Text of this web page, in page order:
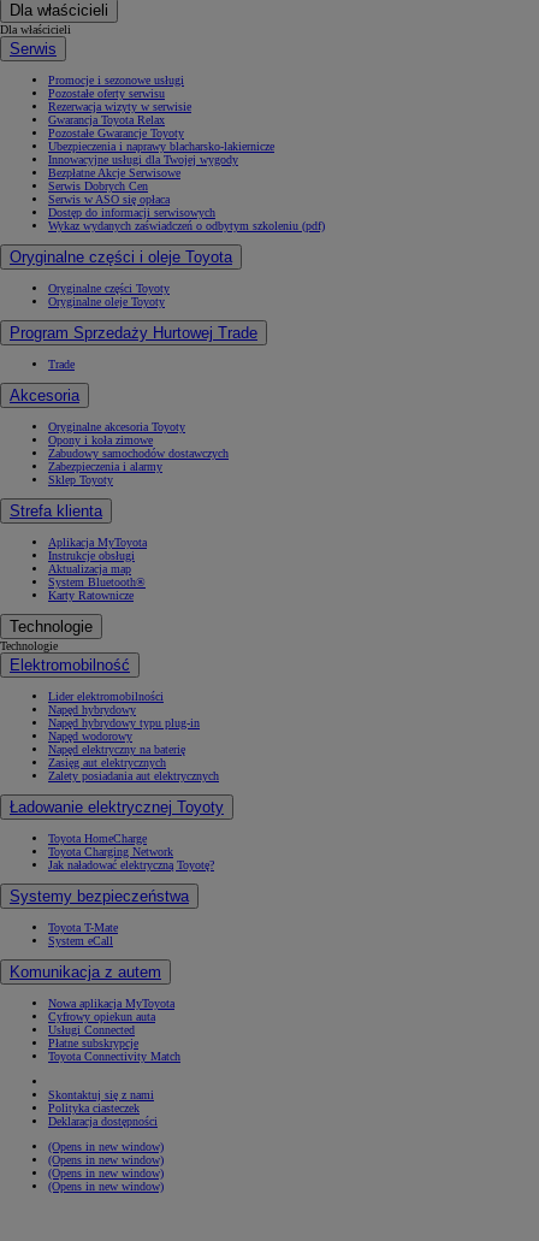
Dla właścicieli
Dla właścicieli
Serwis
Promocje i sezonowe usługi
Pozostałe oferty serwisu
Rezerwacja wizyty w serwisie
Gwarancja Toyota Relax
Pozostałe Gwarancje Toyoty
Ubezpieczenia i naprawy blacharsko-lakiernicze
Innowacyjne usługi dla Twojej wygody
Bezpłatne Akcje Serwisowe
Serwis Dobrych Cen
Serwis w ASO się opłaca
Dostęp do informacji serwisowych
Wykaz wydanych zaświadczeń o odbytym szkoleniu (pdf)
Oryginalne części i oleje Toyota
Oryginalne części Toyoty
Oryginalne oleje Toyoty
Program Sprzedaży Hurtowej Trade
Trade
Akcesoria
Oryginalne akcesoria Toyoty
Opony i koła zimowe
Zabudowy samochodów dostawczych
Zabezpieczenia i alarmy
Sklep Toyoty
Strefa klienta
Aplikacja MyToyota
Instrukcje obsługi
Aktualizacja map
System Bluetooth®
Karty Ratownicze
Technologie
Technologie
Elektromobilność
Lider elektromobilności
Napęd hybrydowy
Napęd hybrydowy typu plug-in
Napęd wodorowy
Napęd elektryczny na baterię
Zasięg aut elektrycznych
Zalety posiadania aut elektrycznych
Ładowanie elektrycznej Toyoty
Toyota HomeCharge
Toyota Charging Network
Jak naładować elektryczną Toyotę?
Systemy bezpieczeństwa
Toyota T-Mate
System eCall
Komunikacja z autem
Nowa aplikacja MyToyota
Cyfrowy opiekun auta
Usługi Connected
Płatne subskrypcje
Toyota Connectivity Match
Skontaktuj się z nami
Polityka ciasteczek
Deklaracja dostępności
(Opens in new window)
(Opens in new window)
(Opens in new window)
(Opens in new window)